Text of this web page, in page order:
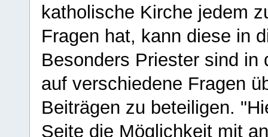
katholische Kirche jedem
Fragen hat, kann diese in
Besonders Priester sind in
auf verschiedene Fragen
Beiträgen zu beteiligen.
Seite die Möglichkeit mit